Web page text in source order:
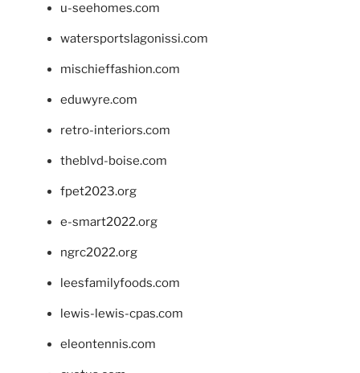
u-seehomes.com
watersportslagonissi.com
mischieffashion.com
eduwyre.com
retro-interiors.com
theblvd-boise.com
fpet2023.org
e-smart2022.org
ngrc2022.org
leesfamilyfoods.com
lewis-lewis-cpas.com
eleontennis.com